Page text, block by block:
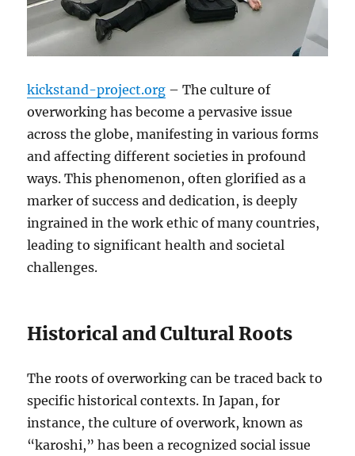
kickstand-project.org – The culture of
overworking has become a pervasive issue
across the globe, manifesting in various forms
and affecting different societies in profound
ways. This phenomenon, often glorified as a
marker of success and dedication, is deeply
ingrained in the work ethic of many countries,
leading to significant health and societal
challenges.
Historical and Cultural Roots
The roots of overworking can be traced back to
specific historical contexts. In Japan, for
instance, the culture of overwork, known as
“karoshi,” has been a recognized social issue